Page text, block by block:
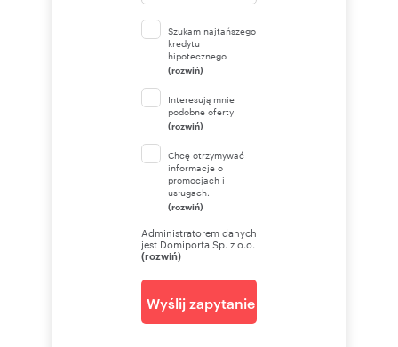
Szukam najtańszego
kredytu
hipotecznego
(rozwiń)
Interesują mnie
podobne oferty
(rozwiń)
Chcę otrzymywać
informacje o
promocjach i
usługach.
(rozwiń)
Administratorem danych
jest Domiporta Sp. z o.o.
(rozwiń)
Wyślij zapytanie